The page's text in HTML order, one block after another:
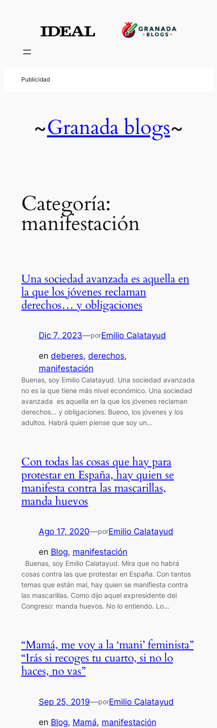
contenido
~Granada blogs~
Categoría:
manifestación
Una sociedad avanzada es aquella en
la que los jóvenes reclaman
derechos… y obligaciones
Dic 7, 2023—porEmilio Calatayud
en deberes, derechos
manifestación
Buenas, soy Emilio Calatayud. Una sociedad avanzada
no es la que tiene más nivel económico. Una sociedad
avanzada es aquella en la que los jóvenes reclaman
derechos… y obligaciones. Bueno, los jóvenes y los
adultos. Habrá quien piense que soy un…
Con todas las cosas que hay para
protestar en España, hay quien se
manifesta contra las mascarillas,
manda huevos
Ago 17, 2020—porEmilio Calatayud
en Blog, manifestación
Buenas, soy Emilio Calatayud. Mira que no habrá
cosas contra las que protestar en España. Con tantos
temas que están mal, hay quien se manifiesta contra
las mascarillas. Como dijo aquel expresidente del
Congreso: manda huevos. No lo entiendo. Lo…
“Mamá, me voy a la ‘mani’ feminista”
“Irás si recoges tu cuarto, si no lo
haces, no vas”
Sep 25, 2019—porEmilio Calatayud
en Blog, Mamá, manifestación